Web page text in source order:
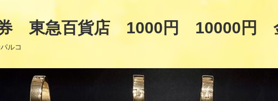
券 東急百貨店 1000円 10000
ルコ